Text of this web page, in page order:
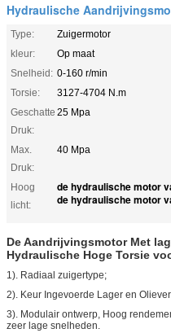
Hydraulische
Type:
Zuigermotor
kleur:
Op maat
Snelheid: 0-160 r/min
Torsie:
3127-4704 N.m
Geschatte
Druk:
25 Mpa
Max.
Druk:
40 Mpa
Hoog
licht:
de hydraulische motor
de hydraulische motor
De Aandrijvingsmotor Met
Hydraulische Hoge Torsie
1). Radiaal zuigertype;
2). Keur Ingevoerde Lager en
3). Modulair ontwerp, Hoog
zeer lage snelheden.